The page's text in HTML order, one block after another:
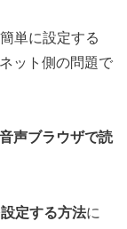
単に設定する
ット側の問題で
声ブラウザで読
定する方法に